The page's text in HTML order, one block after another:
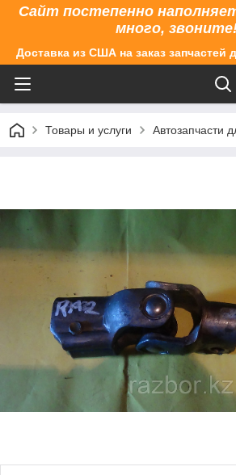
Сайт постепенно
много,
Доставка из США на заказ запчастей
Товары и услуги Автозапчасти